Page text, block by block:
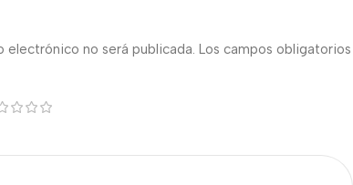
electrónico no será publicada. Los campos obligatorios